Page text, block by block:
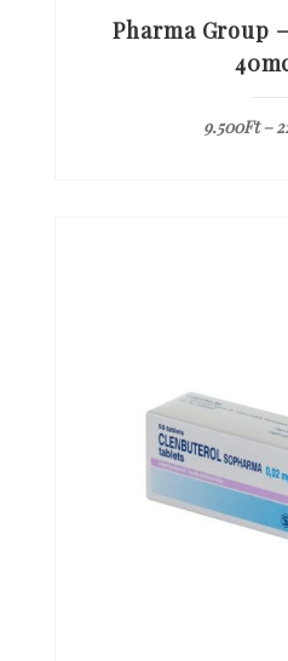
Pharma Group
9.500Ft–